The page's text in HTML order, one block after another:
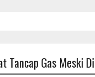
Tancap Gas Meski